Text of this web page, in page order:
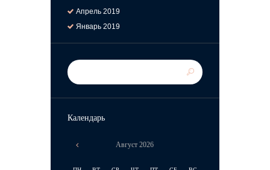
Апрель2019
Январь2019
Календарь
Август2026